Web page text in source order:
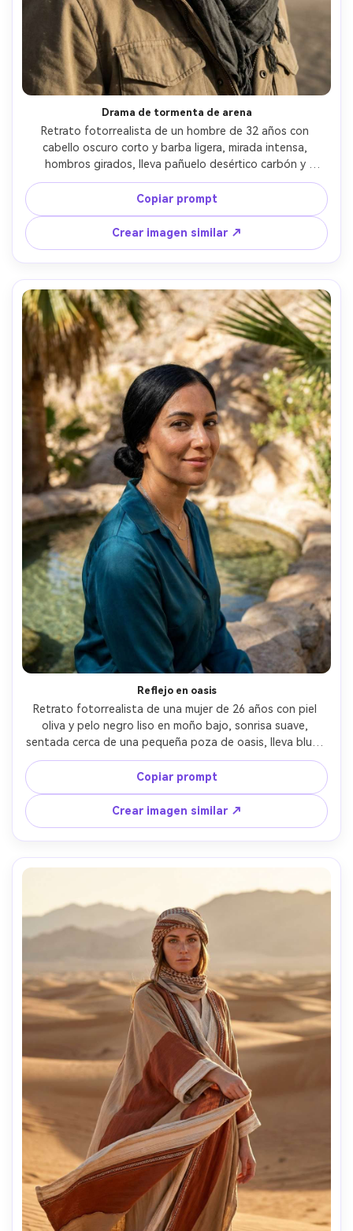
Drama de tormenta de arena
Retrato fotorrealista de un hombre de 32 años con
cabello oscuro corto y barba ligera, mirada intensa,
hombros girados, lleva pañuelo desértico carbón y
chaqueta utilitaria color arena, arena fina volando en la
escena, dunas distantes apenas visibles, luz dramática de
tormenta con fuerte luz lateral de recorte, Nikon Z8,
70mm f/2, encuadre cerrado de busto y cabeza, ángulo
ligeramente bajo, contraste cinematográfico, tela al
viento realista, sombras naturales, ojos nítidos, alta
resolución --ar 4:5
Copiar prompt
Crear imagen similar ↗
Reflejo en oasis
Retrato fotorrealista de una mujer de 26 años con piel
oliva y pelo negro liso en moño bajo, sonrisa suave,
sentada cerca de una pequeña poza de oasis, lleva blusa
de satén verde azulado y collares de plata en capas,
hojas de palmera y formaciones rocosas detrás, luz
moteada de mediodía filtrada por hojas, Canon EOS R5,
50mm f/1.2, encuadre de retrato de torso medio hacia
arriba, bokeh delicado, ambiente sereno, textura realista
de piel, toques de sudor sutiles, claridad editorial, alta
resolución --ar 4:5
Copiar prompt
Crear imagen similar ↗